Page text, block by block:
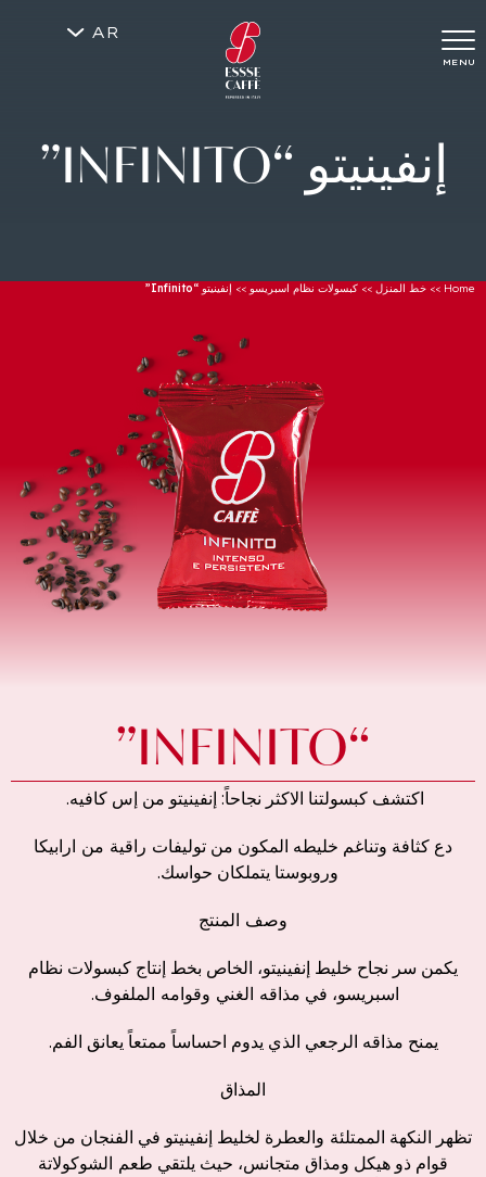
MENU
AR
إنفينيتو “INFINITO”
Home
>> خط المنزل >> كبسولات نظام اسبريسو >> إنفينيتو “Infinito”
“INFINITO”
اكتشف كبسولتنا الاكثر نجاحاً: إنفينيتو من إس كافيه.
دع كثافة وتناغم خليطه المكون من توليفات راقية من ارابيكا
وروبوستا يتملكان حواسك.
وصف المنتج
يكمن سر نجاح خليط إنفينيتو، الخاص بخط إنتاج كبسولات نظام
اسبريسو، في مذاقه الغني وقوامه الملفوف.
يمنح مذاقه الرجعي الذي يدوم احساساً ممتعاً يعانق الفم.
المذاق
تظهر النكهة الممتلئة والعطرة لخليط إنفينيتو في الفنجان من خلال
قوام ذو هيكل ومذاق متجانس، حيث يلتقي طعم الشوكولاتة